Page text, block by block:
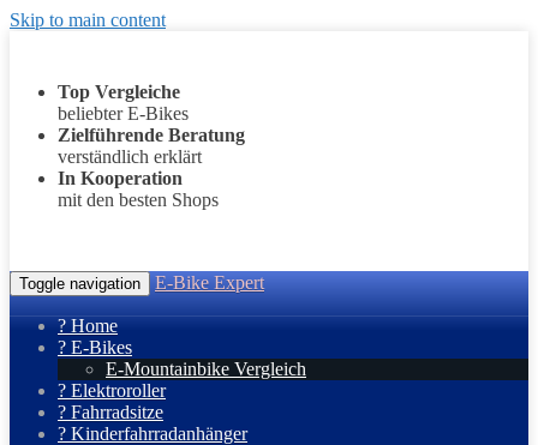
Skip to main content
Top Vergleiche
beliebter E-Bikes
Zielführende Beratung
verständlich erklärt
In Kooperation
mit den besten Shops
Toggle navigation E-Bike Expert
? Home
? E-Bikes
E-Mountainbike Vergleich
? Elektroroller
? Fahrradsitze
? Kinderfahrradanhänger